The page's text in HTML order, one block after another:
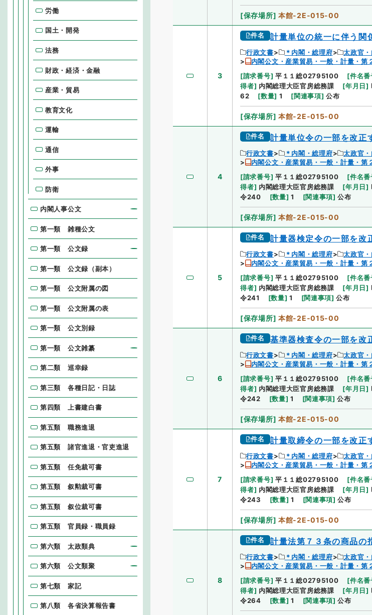
[保存場所] 本館-2E-015-00
3
件名 計量単位の統一に伴う関
行政文書 ＊内閣・総理府 太政官
内閣公文・産業貿易・一般・計量・第
[請求番号] 平１１総02795100 [件名番
得者] 内閣総理大臣官房総務課 [年月日]
62
[数量] 1 [関連事項] 公布
[保存場所] 本館-2E-015-00
4
件名 計量単位令の一部を改正
行政文書 ＊内閣・総理府 太政官
内閣公文・産業貿易・一般・計量・第
[請求番号] 平１１総02795100 [件名番
得者] 内閣総理大臣官房総務課 [年月日]
令240
[数量] 1 [関連事項] 公布
[保存場所] 本館-2E-015-00
5
件名 計量器検定令の一部を改
行政文書 ＊内閣・総理府 太政官
内閣公文・産業貿易・一般・計量・第
[請求番号] 平１１総02795100 [件名番
得者] 内閣総理大臣官房総務課 [年月日]
令241
[数量] 1 [関連事項] 公布
[保存場所] 本館-2E-015-00
6
件名 基準器検査令の一部を改
行政文書 ＊内閣・総理府 太政官
内閣公文・産業貿易・一般・計量・第
[請求番号] 平１１総02795100 [件名番
得者] 内閣総理大臣官房総務課 [年月日]
令242
[数量] 1 [関連事項] 公布
[保存場所] 本館-2E-015-00
7
件名 計量取締令の一部を改正
行政文書 ＊内閣・総理府 太政官
内閣公文・産業貿易・一般・計量・第
[請求番号] 平１１総02795100 [件名番
得者] 内閣総理大臣官房総務課 [年月日]
令243
[数量] 1 [関連事項] 公布
[保存場所] 本館-2E-015-00
8
件名 計量法第７３条の商品の
行政文書 ＊内閣・総理府 太政官
内閣公文・産業貿易・一般・計量・第
[請求番号] 平１１総02795100 [件名番
得者] 内閣総理大臣官房総務課 [年月日]
令264
[数量] 1 [関連事項] 公布
労働
国土・開発
法務
財政・経済・金融
産業・貿易
教育文化
運輸
通信
外事
防衛
内閣人事公文
第一類 雑種公文
第一類 公文録
第一類 公文録（副本）
第一類 公文附属の図
第一類 公文附属の表
第一類 公文別録
第一類 公文雑纂
第二類 巡幸録
第三類 各種日記・日誌
第四類 上書建白書
第五類 職務進退
第五類 諸官進退・官吏進退
第五類 任免裁可書
第五類 叙勲裁可書
第五類 叙位裁可書
第五類 官員録・職員録
第六類 太政類典
第六類 公文類聚
第七類 家記
第八類 各省決算報告書